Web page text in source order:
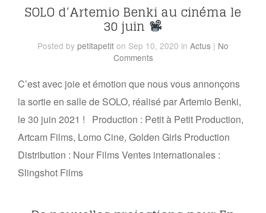
SOLO d’Artemio Benki au cinéma le
30 juin
Posted by petitapetit on Sep 10, 2020 in Actus | No
Comments
C’est avec joie et émotion que nous vous annonçons
la sortie en salle de SOLO, réalisé par Artemio Benki,
le 30 juin 2021 ! Production : Petit à Petit Production,
Artcam Films, Lomo Cine, Golden Girls Production
Distribution : Nour Films Ventes internationales :
Slingshot Films